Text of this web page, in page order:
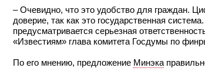
– Очевидно, что это удобство для граждан.
доверие, так как это государственная
предусматривается серьезная
«Известиям» глава комитета Госдумы по
По его мнению, предложение Минэка